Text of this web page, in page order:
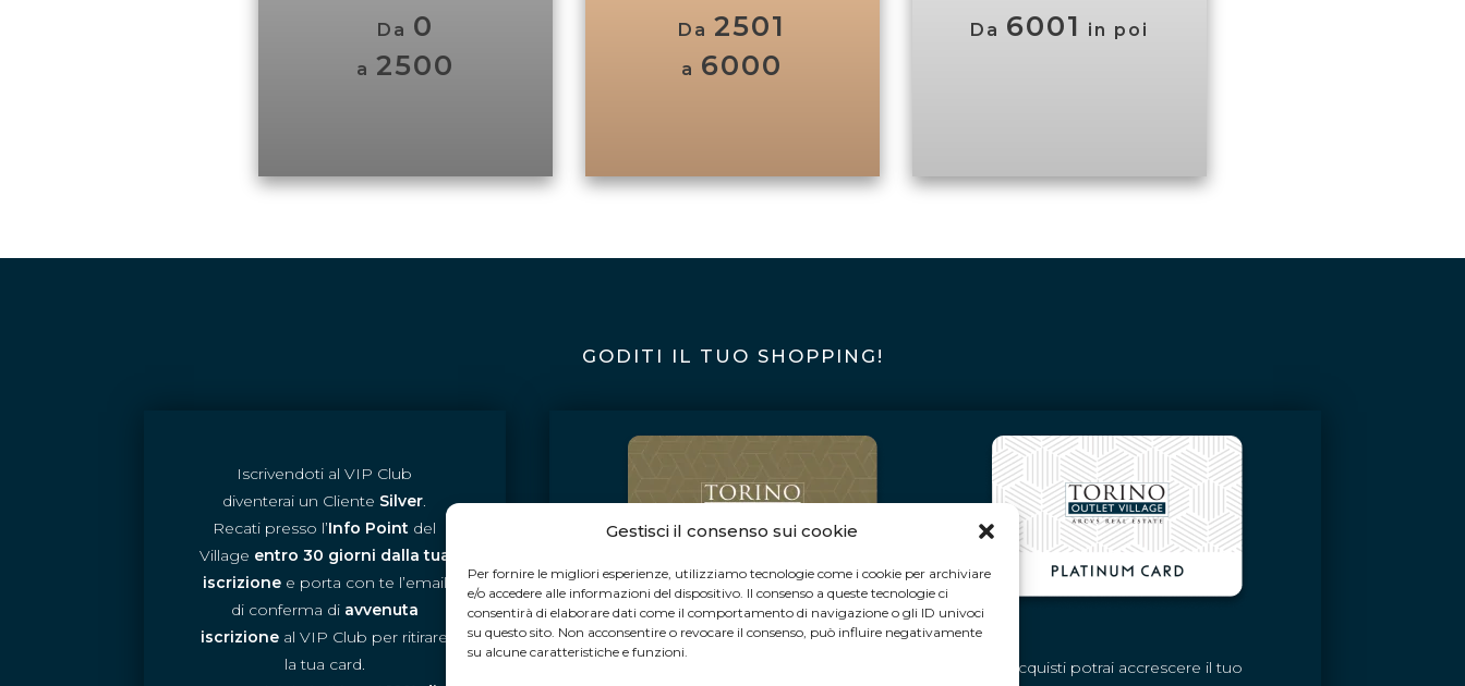
Gestisci il consenso sui cookie
Per fornire le migliori esperienze, utilizziamo tecnologie come i cookie per archiviare
e/o accedere alle informazioni del dispositivo. Il consenso a queste tecnologie ci
consentirà di elaborare dati come il comportamento di navigazione o gli ID univoci
su questo sito. Non acconsentire o revocare il consenso, può influire negativamente
su alcune caratteristiche e funzioni.
Da 0
a 2500
Da 2501
a 6000
Da 6001 in poi
GODITI IL TUO SHOPPING!
Iscrivendoti al VIP Club
diventerai un Cliente Silver.
Recati presso l’Info Point del
Village entro 30 giorni dalla tua
iscrizionee porta con te l’email
di conferma di avvenuta
iscrizione al VIP Club per ritirare
la tua card.
In base ai punti VIP Club che otterrai grazie ai tuoi acquisti potrai accrescere il tuo